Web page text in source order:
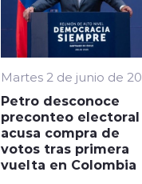
Martes 2 de junio de
Petro desconoce
preconteo electoral
acusa compra de
votos tras primera
vuelta en Colombia